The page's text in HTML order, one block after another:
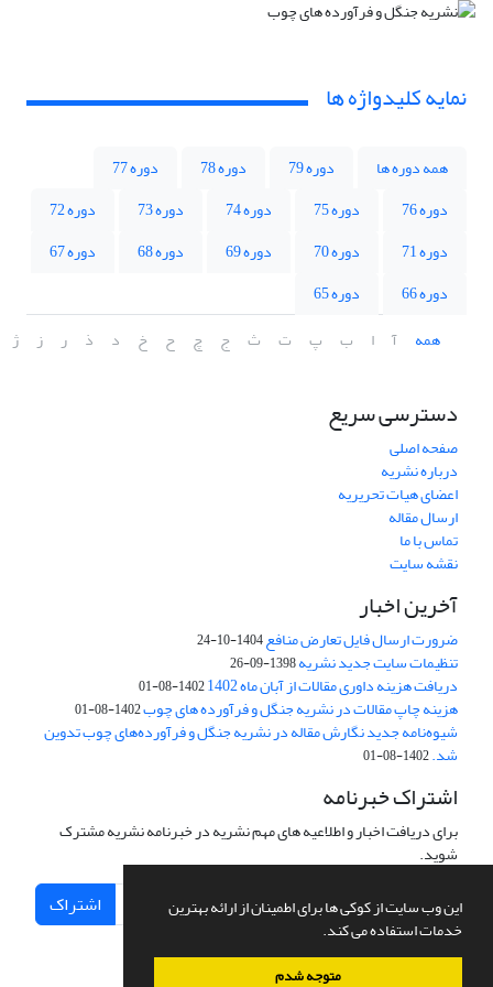
این وب سایت از کوکی ها برای اطمینان از ارائه بهترین
خدمات استفاده می کند.
متوجه شدم
نمایه کلیدواژه ها
همه دوره ها دوره 79 دوره 78
دوره 77
دوره 76
دوره 75 دوره 74 دوره 73
دوره 72
دوره 71
دوره 70 دوره 69 دوره 68
دوره 67
دوره 66
دوره 65
همه
آ ا ب پ ت ث ج چ ح خ د ذ ر ز ژ
دسترسی سریع
صفحه اصلی
درباره نشریه
اعضای هیات تحریریه
ارسال مقاله
تماس با ما
نقشه سایت
آخرین اخبار
ضرورت ارسال فایل تعارض منافع1404-10-24
تنظیمات سایت جدید نشریه1398-09-26
دریافت هزینه داوری مقالات از آبان ماه 1402 1402-08-01
هزینه چاپ مقالات در نشریه جنگل و فرآورده های چوب1402-08-01
شیوه‌نامه جدید نگارش مقاله در نشریه جنگل و فرآورده‌های چوب تدوین
شد.1402-08-01
اشتراک خبرنامه
برای دریافت اخبار و اطلاعیه های مهم نشریه در خبرنامه نشریه مشترک
شوید.
اشتراک